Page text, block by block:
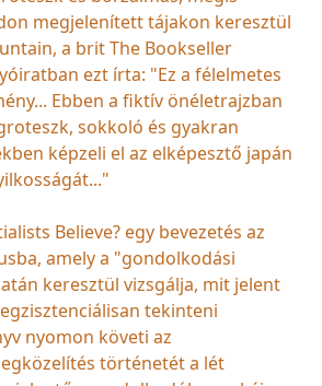
megjelenített tájakon keresztül
a brit The Bookseller
ezt írta: "Ez a félelmetes
Ebben a fiktív önéletrajzban
sokkoló és gyakran
képzeli el az elképesztő japán
Believe? egy bevezetés az
amely a "gondolkodási
keresztül vizsgálja, mit jelent
tekinteni
nyomon követi az
történetét a lét